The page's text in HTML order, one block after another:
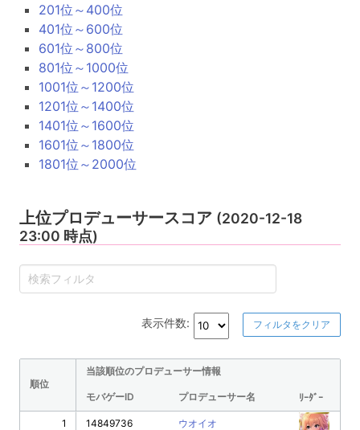
201位～400位
401位～600位
601位～800位
801位～1000位
1001位～1200位
1201位～1400位
1401位～1600位
1601位～1800位
1801位～2000位
上位プロデューサースコア (2020-12-18
23:00 時点)
表示件数: フィルタをクリア
順位
当該順位のプロデューサー情報
モバゲーID プロデューサー名 ﾘｰﾀﾞｰ
1 14849736 ウオイオ